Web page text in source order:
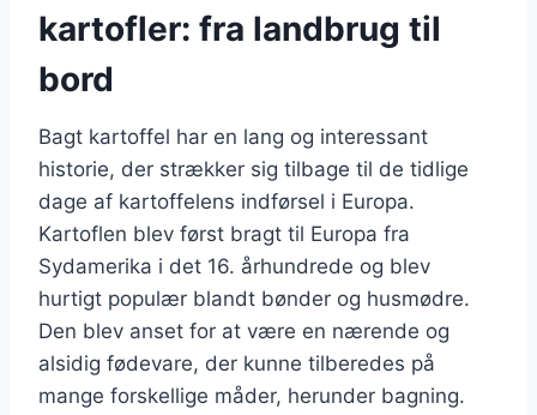
kartofler: fra landbrug til
bord
Bagt kartoffel har en lang og interessant
historie, der strækker sig tilbage til de tidlige
dage af kartoffelens indførsel i Europa.
Kartoflen blev først bragt til Europa fra
Sydamerika i det 16. århundrede og blev
hurtigt populær blandt bønder og husmødre.
Den blev anset for at være en nærende og
alsidig fødevare, der kunne tilberedes på
mange forskellige måder, herunder bagning.